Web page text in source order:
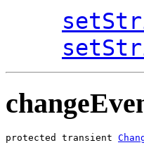
protected transient